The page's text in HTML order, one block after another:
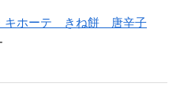
キホーテ きね餅 唐辛子